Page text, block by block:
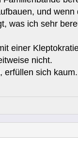
und
was ich sehr
einer
nicht.
sich